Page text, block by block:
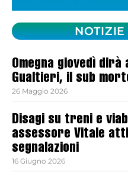
NOTIZIE
Omegna giovedì dirà
Gualtieri, il sub
26 Maggio 2026
Disagi su treni e
assessore Vitale
segnalazioni
16 Giugno 2026